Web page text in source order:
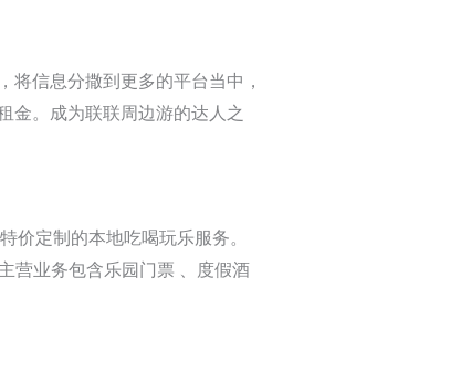
信息分撒到更多的平台当中，
金。成为联联周边游的达人之
价定制的本地吃喝玩乐服务。
营业务包含乐园门票 、度假酒